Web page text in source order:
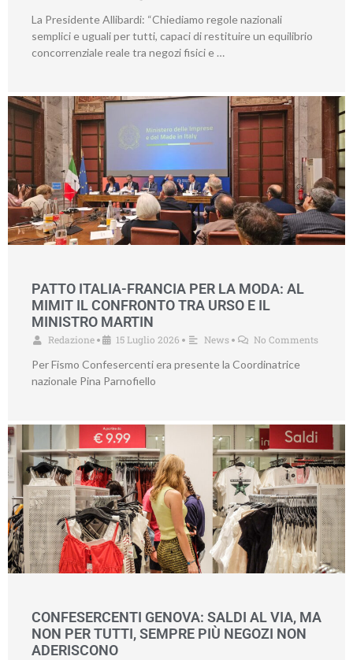
La Presidente Allibardi: “Chiediamo regole nazionali
semplici e uguali per tutti, capaci di restituire un equilibrio
concorrenziale reale tra negozi fisici e …
PATTO ITALIA-FRANCIA PER LA MODA: AL
MIMIT IL CONFRONTO TRA URSO E IL
MINISTRO MARTIN
Redazione • 15 Luglio 2026 • News • No Comments
Per Fismo Confesercenti era presente la Coordinatrice
nazionale Pina Parnofiello
CONFESERCENTI GENOVA: SALDI AL VIA, MA
NON PER TUTTI, SEMPRE PIÙ NEGOZI NON
ADERISCONO